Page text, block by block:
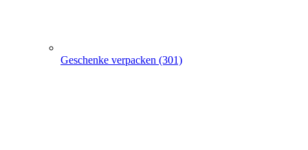
Geschenke verpacken (301)